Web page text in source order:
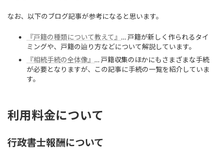
なお、以下のブログ記事が参考になると思います。
『戸籍の種類について教えて』 … 戸籍が新しく作られるタイ
ミングや、戸籍の辿り方などについて解説しています。
『相続手続の全体像』 … 戸籍収集のほかにもさまざまな手続
が必要となりますが、この記事に手続の一覧を紹介していま
す。
利用料金について
行政書士報酬について